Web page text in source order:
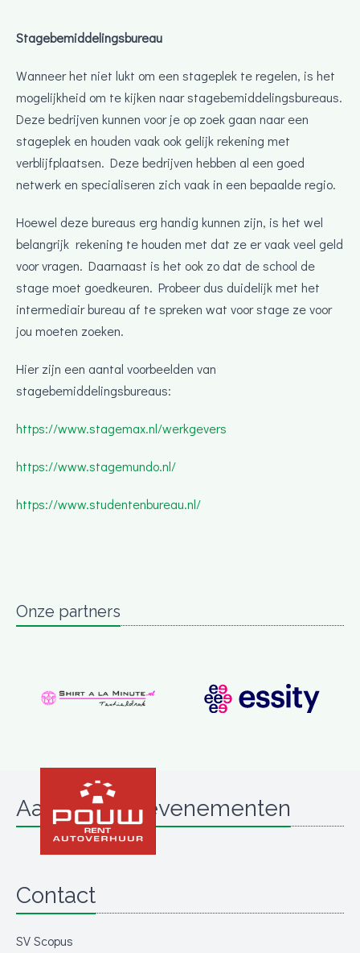
Stagebemiddelingsbureau
Wanneer het niet lukt om een stageplek te regelen, is het
mogelijkheid om te kijken naar stagebemiddelingsbureaus.
Deze bedrijven kunnen voor je op zoek gaan naar een
stageplek en houden vaak ook gelijk rekening met
verblijfplaatsen. Deze bedrijven hebben al een goed
netwerk en specialiseren zich vaak in een bepaalde regio.
Hoewel deze bureaus erg handig kunnen zijn, is het wel
belangrijk rekening te houden met dat ze er vaak veel geld
voor vragen. Daarnaast is het ook zo dat de school de
stage moet goedkeuren. Probeer dus duidelijk met het
intermediair bureau af te spreken wat voor stage ze voor
jou moeten zoeken.
Hier zijn een aantal voorbeelden van
stagebemiddelingsbureaus:
https://www.stagemax.nl/werkgevers
https://www.stagemundo.nl/
https://www.studentenbureau.nl/
Onze partners
Aanstaande evenementen
Contact
SV Scopus